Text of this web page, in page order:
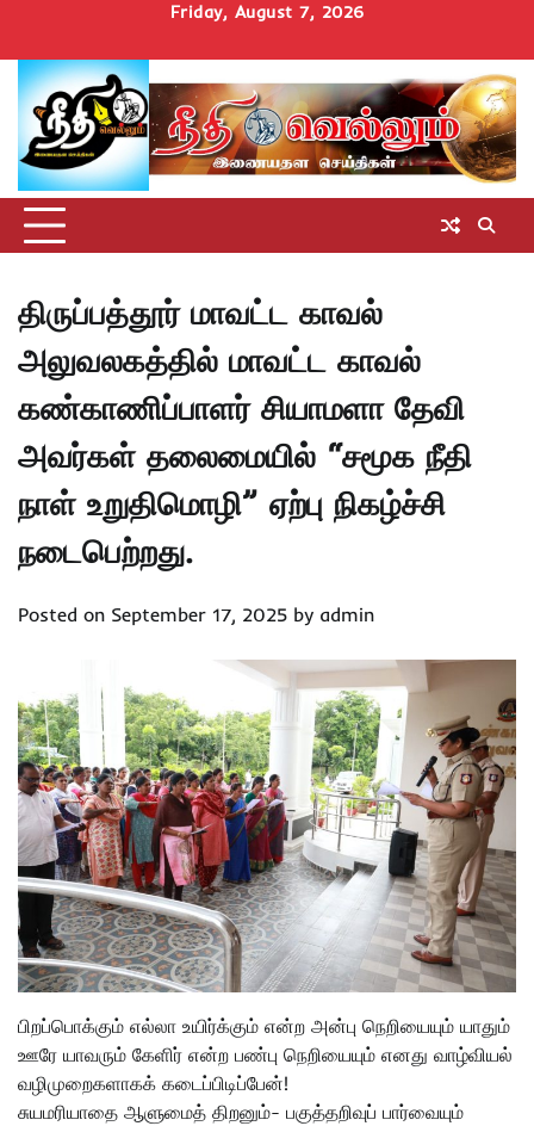
content
Friday, August 7, 2026
Homeசெய்திகள்
தமிழ்நாடுமாவட்டச்செய்திகள்
அரசியல்ஆன்மிகம்
சட்டம்
அறிவோம்
சினிமாUncategorized
திருப்பத்தூர் மாவட்ட காவல்
அலுவலகத்தில் மாவட்ட காவல்
கண்காணிப்பாளர் சியாமளா தேவி
அவர்கள் தலைமையில் “சமூக நீதி
நாள் உறுதிமொழி” ஏற்பு நிகழ்ச்சி
நடைபெற்றது.
Posted on September 17, 2025 by admin
பிறப்பொக்கும் எல்லா உயிர்க்கும் என்ற அன்பு நெறியையும் யாதும்
ஊரே யாவரும் கேளிர் என்ற பண்பு நெறியையும் எனது வாழ்வியல்
வழிமுறைகளாகக் கடைப்பிடிப்பேன்!
சுயமரியாதை ஆளுமைத் திறனும்- பகுத்தறிவுப் பார்வையும்